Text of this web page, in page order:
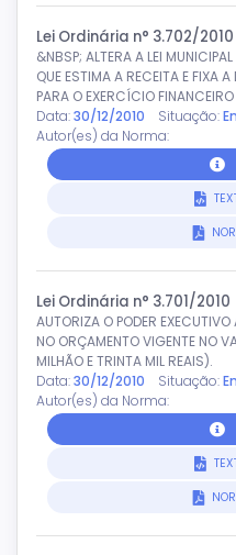
Lei Ordinária n° 3.702/2010
&NBSP; ALTERA A LEI
QUE ESTIMA A RECEITA E FIXA
PARA O EXERCÍCIO FINANCEIRO
Data:30/12/2010 Situação:
Autor(es) da Norma:
Lei Ordinária n° 3.701/2010
AUTORIZA O PODER
NO ORÇAMENTO VIGENTE NO
MILHÃO E TRINTA MIL REAIS).
Data:30/12/2010 Situação:
Autor(es) da Norma: